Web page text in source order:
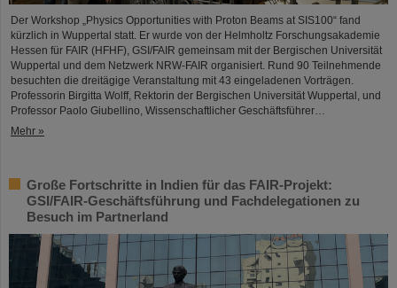
Der Workshop „Physics Opportunities with Proton Beams at SIS100“ fand
kürzlich in Wuppertal statt. Er wurde von der Helmholtz Forschungsakademie
Hessen für FAIR (HFHF), GSI/FAIR gemeinsam mit der Bergischen Universität
Wuppertal und dem Netzwerk NRW-FAIR organisiert. Rund 90 Teilnehmende
besuchten die dreitägige Veranstaltung mit 43 eingeladenen Vorträgen.
Professorin Birgitta Wolff, Rektorin der Bergischen Universität Wuppertal, und
Professor Paolo Giubellino, Wissenschaftlicher Geschäftsführer…
Mehr »
Große Fortschritte in Indien für das FAIR-Projekt:
GSI/FAIR-Geschäftsführung und Fachdelegationen zu
Besuch im Partnerland